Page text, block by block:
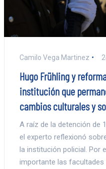
Camilo Vega Martinez
Hugo Frühling y
institución que
cambios culturales y
A raíz de la detención de
el experto reflexionó
la institución policial. Por
importante las